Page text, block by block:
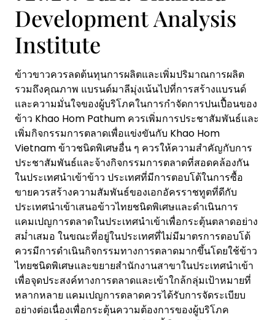
Development Analysis
Institute
ข้าวขาวควรลดต้นทุนการผลิตและเพิ่มปริมาณการผลิต
รวมถึงคุณภาพ แบรนด์มาลีมุ่งเน้นไปที่การสร้างแบรนด์
และความมั่นใจของผู้บริโภคในการกำจัดการปนเปื้อนของ
ข้าว Khao Hom Pathum ควรเพิ่มการประชาสัมพันธ์และ
เพิ่มกิจกรรมการตลาดเพื่อแข่งขันกับ Khao Hom
Vietnam ข้าวชนิดพิเศษอื่น ๆ ควรให้ความสำคัญกับการ
ประชาสัมพันธ์และจ้างกิจกรรมการตลาดที่สอดคล้องกัน
ในประเทศนำเข้าข้าว ประเทศที่มีการตอบโต้ในการซื้อ
ขายควรสร้างความสัมพันธ์ของเอกอัครราชทูตที่ดีกับ
ประเทศนำเข้าเสนอข้าวไทยชนิดพิเศษและดำเนินการ
แคมเปญการตลาดในประเทศนำเข้าเพื่อกระตุ้นตลาดอย่าง
สม่ำเสมอ ในขณะที่อยู่ในประเทศที่ไม่มีมาตรการตอบโต้
ควรมีการดำเนินกิจกรรมทางการตลาดมากขึ้นโดยใช้ข้าว
ไทยชนิดพิเศษและขยายสำนักงานสาขาในประเทศนำเข้า
เพื่อจุดประสงค์ทางการตลาดและเข้าใกล้กลุ่มเป้าหมายที่
หลากหลาย แคมเปญการตลาดควรได้รับการจัดระเบียบ
อย่างต่อเนื่องเพื่อกระตุ้นความต้องการของผู้บริโภค